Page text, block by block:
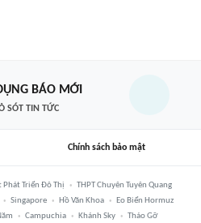
BÁO MỚI
SÓT TIN TỨC
Chính sách bảo mật
Phát Triển Đô Thị
THPT Chuyên Tuyên Quang
Singapore Hồ Văn Khoa
Eo Biển Hormuz
Campuchia Khánh Sky Tháo Gỡ